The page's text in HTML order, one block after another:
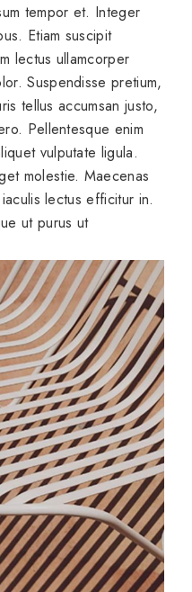
tempor et. Integer
Etiam suscipit
lectus ullamcorper
Suspendisse pretium,
tellus accumsan justo,
Pellentesque enim
vulputate ligula.
molestie. Maecenas
lectus efficitur in.
ut purus ut